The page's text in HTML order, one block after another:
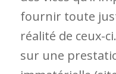
fournir toute
réalité de ceux-
sur une